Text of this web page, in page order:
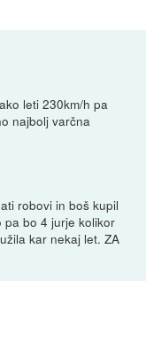
leti 230km/h pa
najbolj varčna
robovi in boš kupil
pa bo 4 jurje kolikor
kar nekaj let. ZA